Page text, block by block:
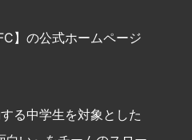
】の公式ホームページ
る中学生を対象とした